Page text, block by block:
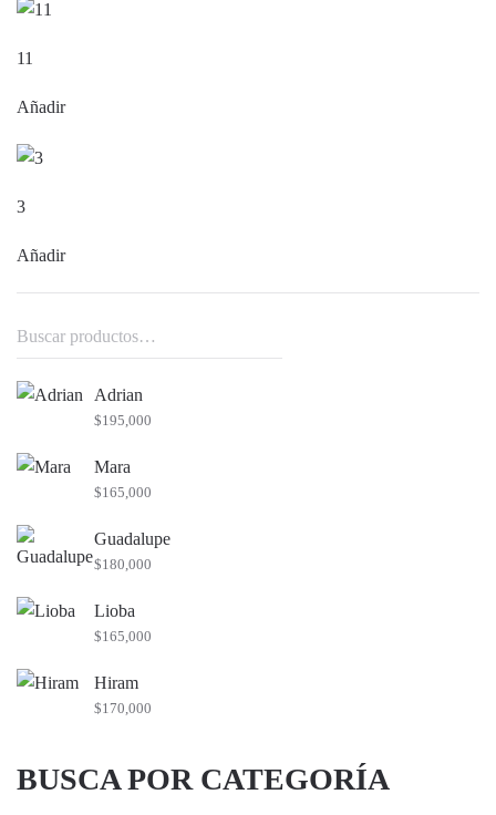
11
Añadir
3
Añadir
Buscar
por:
Adrian
$195,000
Mara
$165,000
Guadalupe
$180,000
Lioba
$165,000
Hiram
$170,000
BUSCA POR CATEGORÍA